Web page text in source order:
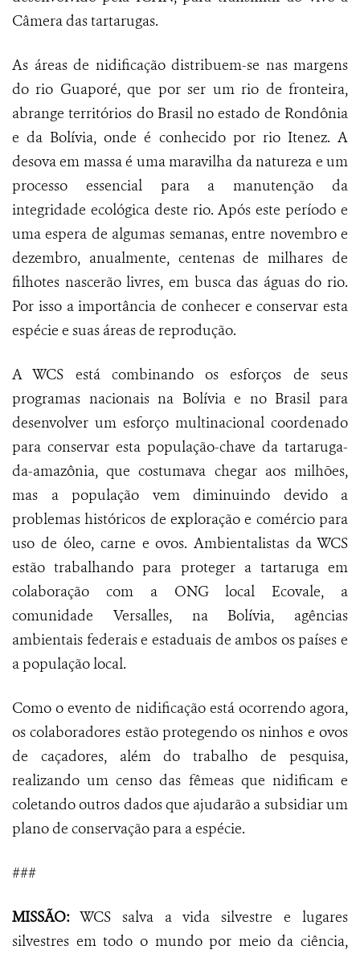
Câmera das tartarugas.
As áreas de nidificação distribuem-se nas margens
do rio Guaporé, que por ser um rio de fronteira,
abrange territórios do Brasil no estado de Rondônia
e da Bolívia, onde é conhecido por rio Itenez. A
desova em massa é uma maravilha da natureza e um
processo essencial para a manutenção da
integridade ecológica deste rio. Após este período e
uma espera de algumas semanas, entre novembro e
dezembro, anualmente, centenas de milhares de
filhotes nascerão livres, em busca das águas do rio.
Por isso a importância de conhecer e conservar esta
espécie e suas áreas de reprodução.
A WCS está combinando os esforços de seus
programas nacionais na Bolívia e no Brasil para
desenvolver um esforço multinacional coordenado
para conservar esta população-chave da tartaruga-
da-amazônia, que costumava chegar aos milhões,
mas a população vem diminuindo devido a
problemas históricos de exploração e comércio para
uso de óleo, carne e ovos. Ambientalistas da WCS
estão trabalhando para proteger a tartaruga em
colaboração com a ONG local Ecovale, a
comunidade Versalles, na Bolívia, agências
ambientais federais e estaduais de ambos os países e
a população local.
Como o evento de nidificação está ocorrendo agora,
os colaboradores estão protegendo os ninhos e ovos
de caçadores, além do trabalho de pesquisa,
realizando um censo das fêmeas que nidificam e
coletando outros dados que ajudarão a subsidiar um
plano de conservação para a espécie.
###
MISSÃO: WCS salva a vida silvestre e lugares
silvestres em todo o mundo por meio da ciência,